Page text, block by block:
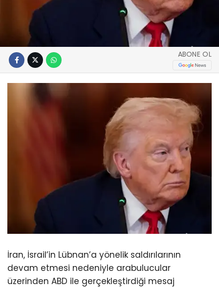
ABONE OL
İran, İsrail’in Lübnan’a yönelik saldırılarının
devam etmesi nedeniyle arabulucular
üzerinden ABD ile gerçekleştirdiği mesaj